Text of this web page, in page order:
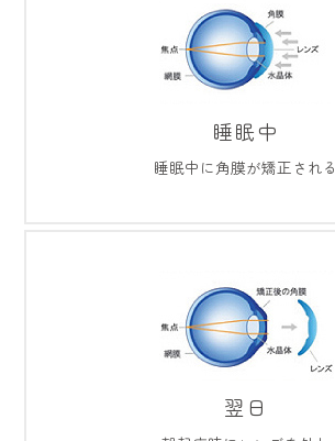
睡眠中
睡眠中に角膜が矯正される
翌日